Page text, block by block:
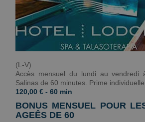
(L-V)
Accès mensuel du lundi au vendredi
Salinas de 60 minutes. Prime individuelle.
120,00 € - 60 min
BONUS MENSUEL POUR
AGEÊS DE 60